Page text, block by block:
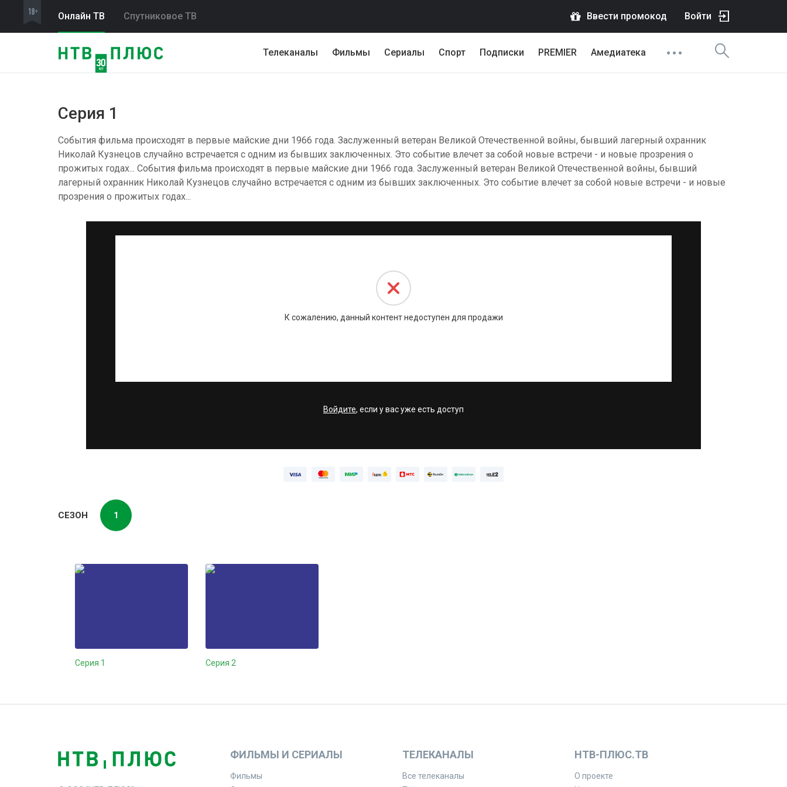
Онлайн ТВ Спутниковое ТВ Ввести промокод Войти
Телеканалы Фильмы Сериалы Спорт Подписки PREMIER Амедиатека
Серия 1
События фильма происходят в первые майские дни 1966 года. Заслуженный ветеран Великой Отечественной войны, бывший лагерный охранник
Николай Кузнецов случайно встречается с одним из бывших заключенных. Это событие влечет за собой новые встречи - и новые прозрения о
прожитых годах... События фильма происходят в первые майские дни 1966 года. Заслуженный ветеран Великой Отечественной войны, бывший
лагерный охранник Николай Кузнецов случайно встречается с одним из бывших заключенных. Это событие влечет за собой новые встречи - и новые
прозрения о прожитых годах...
К сожалению, данный контент недоступен для продажи
Войдите, если у вас уже есть доступ
СЕЗОН 1
Серия 1 Серия 2
ФИЛЬМЫ И СЕРИАЛЫ
Фильмы
ТЕЛЕКАНАЛЫ
Все телеканалы
НТВ-ПЛЮС.ТВ
О проекте